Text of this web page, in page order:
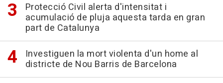
Protecció Civil alerta d'intensitat i
acumulació de pluja aquesta tarda en gran
part de Catalunya
Investiguen la mort violenta d'un home al
districte de Nou Barris de Barcelona